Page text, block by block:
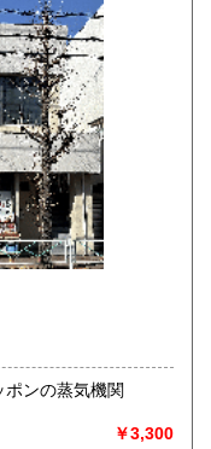
ります。
せ下さい。★★
注文には対応しま
を御案内してい
ンの蒸気機関
￥3,300